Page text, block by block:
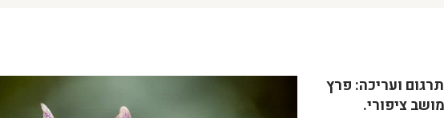
ועריכה: פרץ
ציפורי.